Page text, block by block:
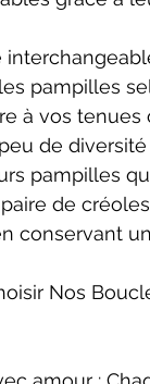
pampilles
à vos tenues
de
pampilles
de
conservant
Nos